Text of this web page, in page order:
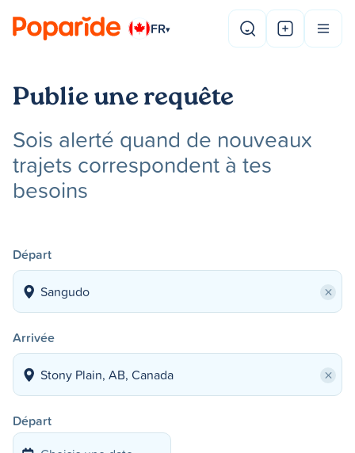
FR▾
Publie une requête
Sois alerté quand de nouveaux
trajets correspondent à tes
besoins
Départ
×
Arrivée
×
Départ